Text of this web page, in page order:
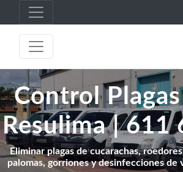
Control
Resulima | 611
Eliminar plagas de cucarachas,
palomas, gorriones y desinfecciones de